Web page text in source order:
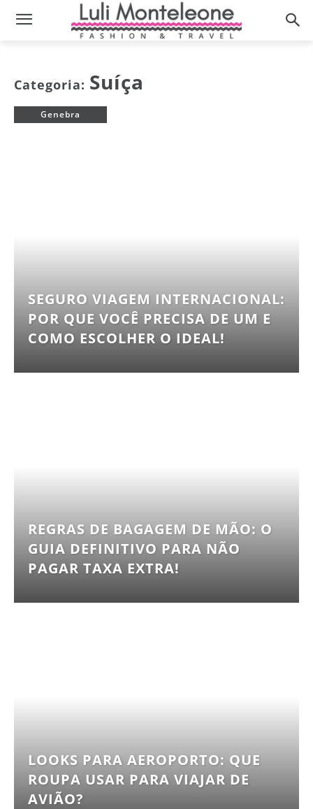
Categoria: Suíça
Genebra
SEGURO VIAGEM INTERNACIONAL:
POR QUE VOCÊ PRECISA DE UM E
COMO ESCOLHER O IDEAL!
REGRAS DE BAGAGEM DE MÃO: O
GUIA DEFINITIVO PARA NÃO
PAGAR TAXA EXTRA!
LOOKS PARA AEROPORTO: QUE
ROUPA USAR PARA VIAJAR DE
AVIÃO?